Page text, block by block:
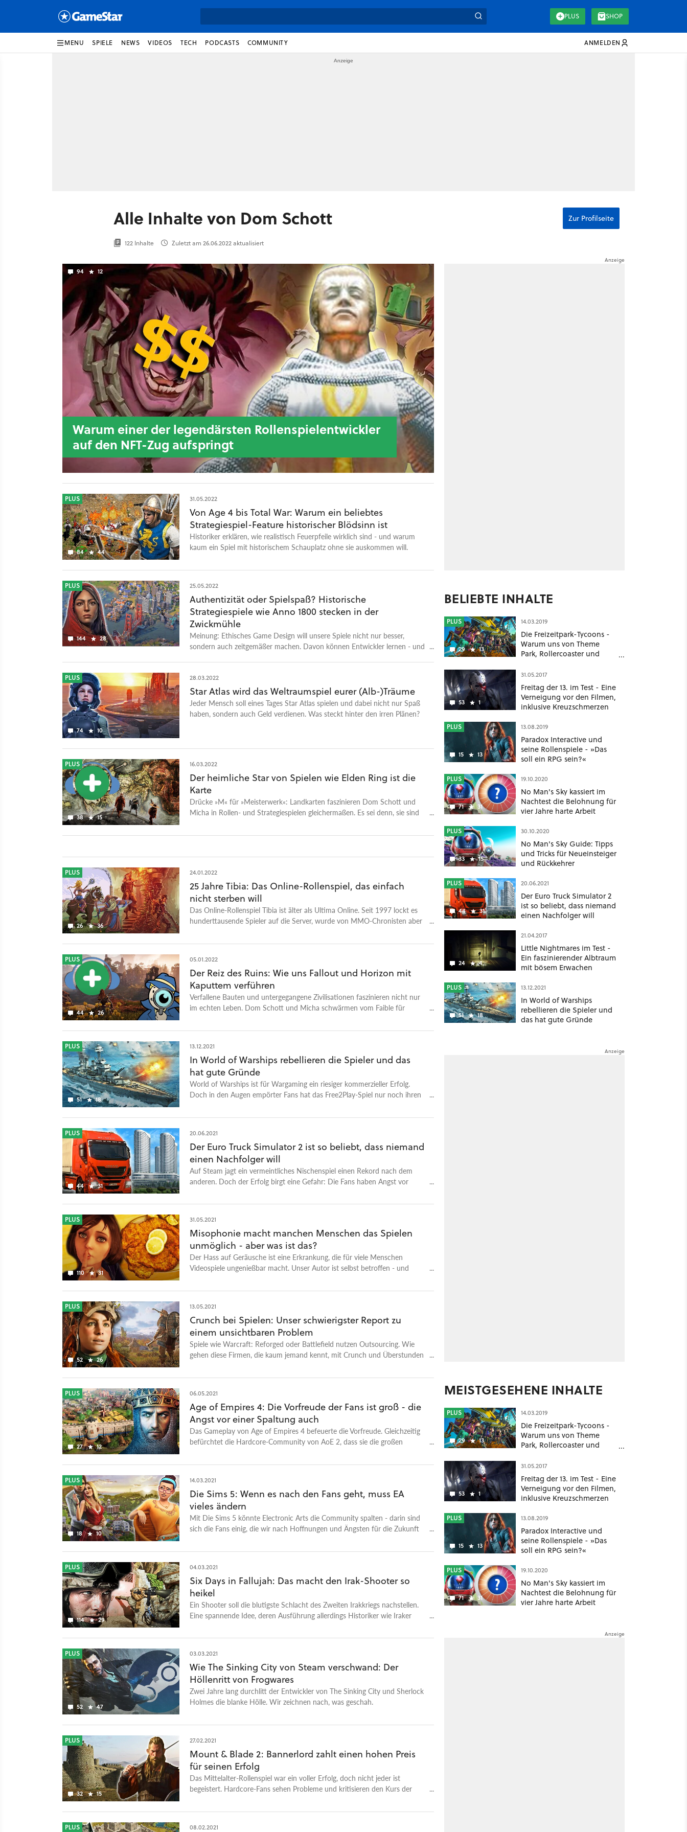
PLUS SHOP
MENU SPIELE NEWS VIDEOS TECH PODCASTS COMMUNITY ANMELDEN
Alle Inhalte von Dom Schott
122 Inhalte Zuletzt am 26.06.2022 aktualisiert
Zur Profilseite
94 12
Warum einer der legendärsten Rollenspielentwickler
auf den NFT-Zug aufspringt
84 44
PLUS 31.05.2022
Von Age 4 bis Total War: Warum ein beliebtes
Strategiespiel-Feature historischer Blödsinn ist
Historiker erklären, wie realistisch Feuerpfeile wirklich sind - und warum
kaum ein Spiel mit historischem Schauplatz ohne sie auskommen will.
144 28
PLUS 25.05.2022
Authentizität oder Spielspaß? Historische
Strategiespiele wie Anno 1800 stecken in der
Zwickmühle
Meinung: Ethisches Game Design will unsere Spiele nicht nur besser,
sondern auch zeitgemäßer machen. Davon können Entwickler lernen - und
74 10
PLUS 28.03.2022
Star Atlas wird das Weltraumspiel eurer (Alb-)Träume
Jeder Mensch soll eines Tages Star Atlas spielen und dabei nicht nur Spaß
haben, sondern auch Geld verdienen. Was steckt hinter den irren Plänen?
38 15
PLUS 16.03.2022
Der heimliche Star von Spielen wie Elden Ring ist die
Karte
Drücke »M« für »Meisterwerk«: Landkarten faszinieren Dom Schott und
Micha in Rollen- und Strategiespielen gleichermaßen. Es sei denn, sie sind
26 36
PLUS 24.01.2022
25 Jahre Tibia: Das Online-Rollenspiel, das einfach
nicht sterben will
Das Online-Rollenspiel Tibia ist älter als Ultima Online. Seit 1997 lockt es
hunderttausende Spieler auf die Server, wurde von MMO-Chronisten aber
44 26
PLUS 05.01.2022
Der Reiz des Ruins: Wie uns Fallout und Horizon mit
Kaputtem verführen
Verfallene Bauten und untergegangene Zivilisationen faszinieren nicht nur
im echten Leben. Dom Schott und Micha schwärmen vom Faible für
51 18
PLUS 13.12.2021
In World of Warships rebellieren die Spieler und das
hat gute Gründe
World of Warships ist für Wargaming ein riesiger kommerzieller Erfolg.
Doch in den Augen empörter Fans hat das Free2Play-Spiel nur noch ihren
44 31
PLUS 20.06.2021
Der Euro Truck Simulator 2 ist so beliebt, dass niemand
einen Nachfolger will
Auf Steam jagt ein vermeintliches Nischenspiel einen Rekord nach dem
anderen. Doch der Erfolg birgt eine Gefahr: Die Fans haben Angst vor
110 31
PLUS 31.05.2021
Misophonie macht manchen Menschen das Spielen
unmöglich - aber was ist das?
Der Hass auf Geräusche ist eine Erkrankung, die für viele Menschen
Videospiele ungenießbar macht. Unser Autor ist selbst betroffen - und
52 26
PLUS 13.05.2021
Crunch bei Spielen: Unser schwierigster Report zu
einem unsichtbaren Problem
Spiele wie Warcraft: Reforged oder Battlefield nutzen Outsourcing. Wie
gehen diese Firmen, die kaum jemand kennt, mit Crunch und Überstunden
27 12
PLUS 06.05.2021
Age of Empires 4: Die Vorfreude der Fans ist groß - die
Angst vor einer Spaltung auch
Das Gameplay von Age of Empires 4 befeuerte die Vorfreude. Gleichzeitig
befürchtet die Hardcore-Community von AoE 2, dass sie die großen
18 10
PLUS 14.03.2021
Die Sims 5: Wenn es nach den Fans geht, muss EA
vieles ändern
Mit Die Sims 5 könnte Electronic Arts die Community spalten - darin sind
sich die Fans einig, die wir nach Hoffnungen und Ängsten für die Zukunft
114 29
PLUS 04.03.2021
Six Days in Fallujah: Das macht den Irak-Shooter so
heikel
Ein Shooter soll die blutigste Schlacht des Zweiten Irakkriegs nachstellen.
Eine spannende Idee, deren Ausführung allerdings Historiker wie Iraker
52 47
PLUS 03.03.2021
Wie The Sinking City von Steam verschwand: Der
Höllenritt von Frogwares
Zwei Jahre lang durchlitt der Entwickler von The Sinking City und Sherlock
Holmes die blanke Hölle. Wir zeichnen nach, was geschah.
32 15
PLUS 27.02.2021
Mount & Blade 2: Bannerlord zahlt einen hohen Preis
für seinen Erfolg
Das Mittelalter-Rollenspiel war ein voller Erfolg, doch nicht jeder ist
begeistert. Hardcore-Fans sehen Probleme und kritisieren den Kurs der
PLUS 08.02.2021
BELIEBTE INHALTE
29 13
PLUS 14.03.2019
Die Freizeitpark-Tycoons -
Warum uns von Theme
Park, Rollercoaster und
schlecht wird
53 1
31.05.2017
Freitag der 13. im Test - Eine
Verneigung vor den Filmen,
inklusive Kreuzschmerzen
15 13
PLUS 13.08.2019
Paradox Interactive und
seine Rollenspiele - »Das
soll ein RPG sein?«
71 31
PLUS 19.10.2020
No Man's Sky kassiert im
Nachtest die Belohnung für
vier Jahre harte Arbeit
33 15
PLUS 30.10.2020
No Man's Sky Guide: Tipps
und Tricks für Neueinsteiger
und Rückkehrer
44 31
PLUS 20.06.2021
Der Euro Truck Simulator 2
ist so beliebt, dass niemand
einen Nachfolger will
24 4
21.04.2017
Little Nightmares im Test -
Ein faszinierender Albtraum
mit bösem Erwachen
51 18
PLUS 13.12.2021
In World of Warships
rebellieren die Spieler und
das hat gute Gründe
MEISTGESEHENE INHALTE
29 13
PLUS 14.03.2019
Die Freizeitpark-Tycoons -
Warum uns von Theme
Park, Rollercoaster und
schlecht wird
53 1
31.05.2017
Freitag der 13. im Test - Eine
Verneigung vor den Filmen,
inklusive Kreuzschmerzen
15 13
PLUS 13.08.2019
Paradox Interactive und
seine Rollenspiele - »Das
soll ein RPG sein?«
71 31
PLUS 19.10.2020
No Man's Sky kassiert im
Nachtest die Belohnung für
vier Jahre harte Arbeit